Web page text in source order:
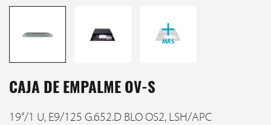
MÁS
CAJA DE EMPALME OV-S
19‘‘/1 U, E9/125 G.652.D BLO OS2, LSH/APC